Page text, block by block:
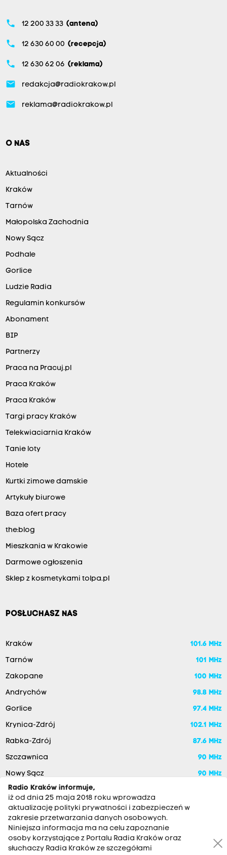
phone 12 200 33 33 (antena)
phone 12 630 60 00 (recepcja)
phone 12 630 62 06 (reklama)
email redakcja@radiokrakow.pl
email reklama@radiokrakow.pl
O NAS
Aktualności
Kraków
Tarnów
Małopolska Zachodnia
Nowy Sącz
Podhale
Gorlice
Ludzie Radia
Regulamin konkursów
Abonament
BIP
Partnerzy
Praca na Pracuj.pl
Praca Kraków
Praca Kraków
Targi pracy Kraków
Telekwiaciarnia Kraków
Tanie loty
Hotele
Kurtki zimowe damskie
Artykuły biurowe
Baza ofert pracy
the:blog
Mieszkania w Krakowie
Darmowe ogłoszenia
Sklep z kosmetykami tolpa.pl
POSŁUCHASZ NAS
Kraków 101.6 MHz
Tarnów 101 MHz
Zakopane 100 MHz
Andrychów 98.8 MHz
Gorlice 97.4 MHz
Krynica-Zdrój 102.1 MHz
Rabka-Zdrój 87.6 MHz
Szczawnica 90 MHz
Nowy Sącz
90 MHz
Radio Kraków informuje,
iż od dnia 25 maja 2018 roku wprowadza
aktualizację polityki prywatności i zabezpieczeń w
zakresie przetwarzania danych osobowych.
Niniejsza informacja ma na celu zapoznanie
osoby korzystające z Portalu Radia Kraków oraz
słuchaczy Radia Kraków ze szczegółami